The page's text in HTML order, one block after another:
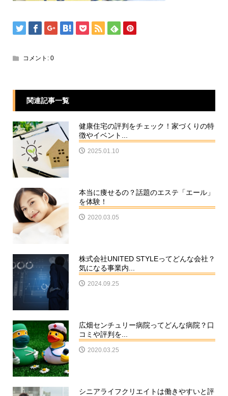
コメント: 0
関連記事一覧
健康住宅の評判をチェック！家づくりの特
徴やイベント...
2025.01.10
本当に痩せるの？話題のエステ「エール」
を体験！
2020.03.05
株式会社UNITED STYLEってどんな会社？
気になる事業内...
2024.09.25
広畑センチュリー病院ってどんな病院？口
コミや評判を...
2020.03.25
シニアライフクリエイトは働きやすいと評